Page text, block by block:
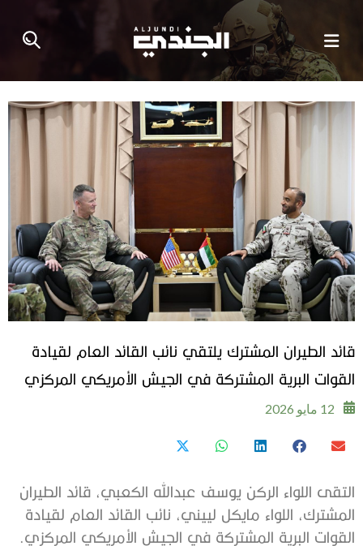
قائد الطيران المشترك يلتقي نائب القائد العام لقيادة
القوات البرية المشتركة في الجيش الأمريكي المركزي
12 مايو 2026
التقى اللواء الركن يوسف عبدالله الكعبي، قائد الطيران
المشترك، اللواء مايكل لييني، نائب القائد العام لقيادة
القوات البرية المشتركة في الجيش الأمريكي المركزي.